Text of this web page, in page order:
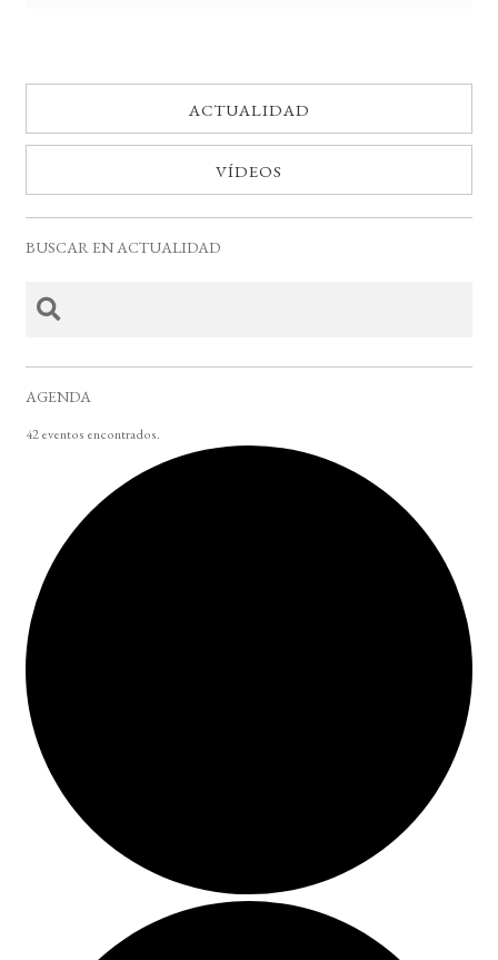
ACTUALIDAD
VÍDEOS
BUSCAR EN ACTUALIDAD
AGENDA
42 eventos encontrados.